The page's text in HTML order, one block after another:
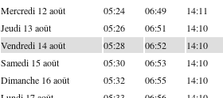
Mercredi 12 août 05:24 06:49 14:11
Jeudi 13 août 05:26 06:51 14:10
Vendredi 14 août 05:28 06:52 14:10
Samedi 15 août 05:30 06:53 14:10
Dimanche 16 août 05:32 06:55 14:10